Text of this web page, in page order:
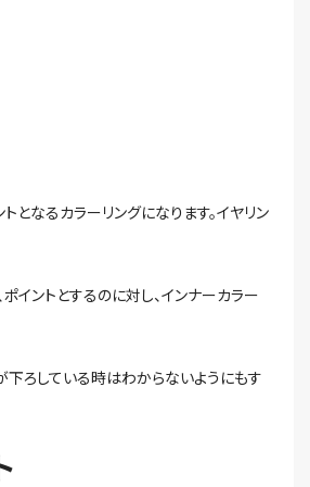
なるカラーリングになります。イヤリン
イントとするのに対し、インナーカラー
ろしている時はわからないようにもす